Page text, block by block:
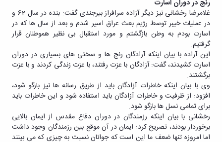
رنج در دوران اسارت
غلامرضا رخشانی نیز دیگر آزاده سرافراز بیرجندی گفت: بنده در سال 62 و
در عملیات خیبر توسط رژیم بعث عراق اسیر شدم و بعد از سال ها که در
اسارت بودم به وطن بازگشتم و مورد استقبال بی نظیر هموطنان قرار
گرفتیم.
این آزاده با بیان اینکه آزادگان رنج ها و سختی های بسیاری در دوران
اسارت کشیدند، گفت: آزادگان با عزت رفتند، با عزت زندگی کردند و با عزت
برگشتند.
وی با بیان اینکه خاطرات آزادگان باید از طریق رسانه ها نیز بازگو شود،
افزود: از ظرفیت و خاطرات آزادگان باید استفاده شود و این خاطرات باید
برای تمامی نسل ها بازگو شود.
رخشانی با بیان اینکه رزمندگان در دوران دفاع مقدس از ایمان بالایی
برخوردار بودند، تصریح کرد: ایمان در آن موقع بین رزمندگان وجود داشت
اما امروزه تنها ضعف ما این است که جوانان نسبت به چیزی که می بینند